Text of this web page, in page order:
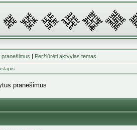
| Peržiūrėti aktyvias temas
pranešimus